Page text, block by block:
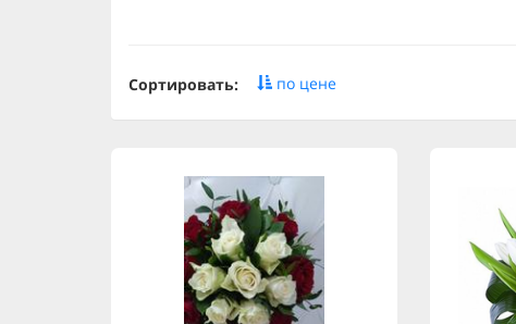
Сортировать: по цене